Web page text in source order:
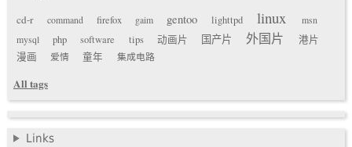
cd-r
command firefox gaim gentoo lighttpd linux
msn
mysql
php software tips 动画片 国产片 外国片
港片
漫画
爱情 童年 集成电路
All tags
Links